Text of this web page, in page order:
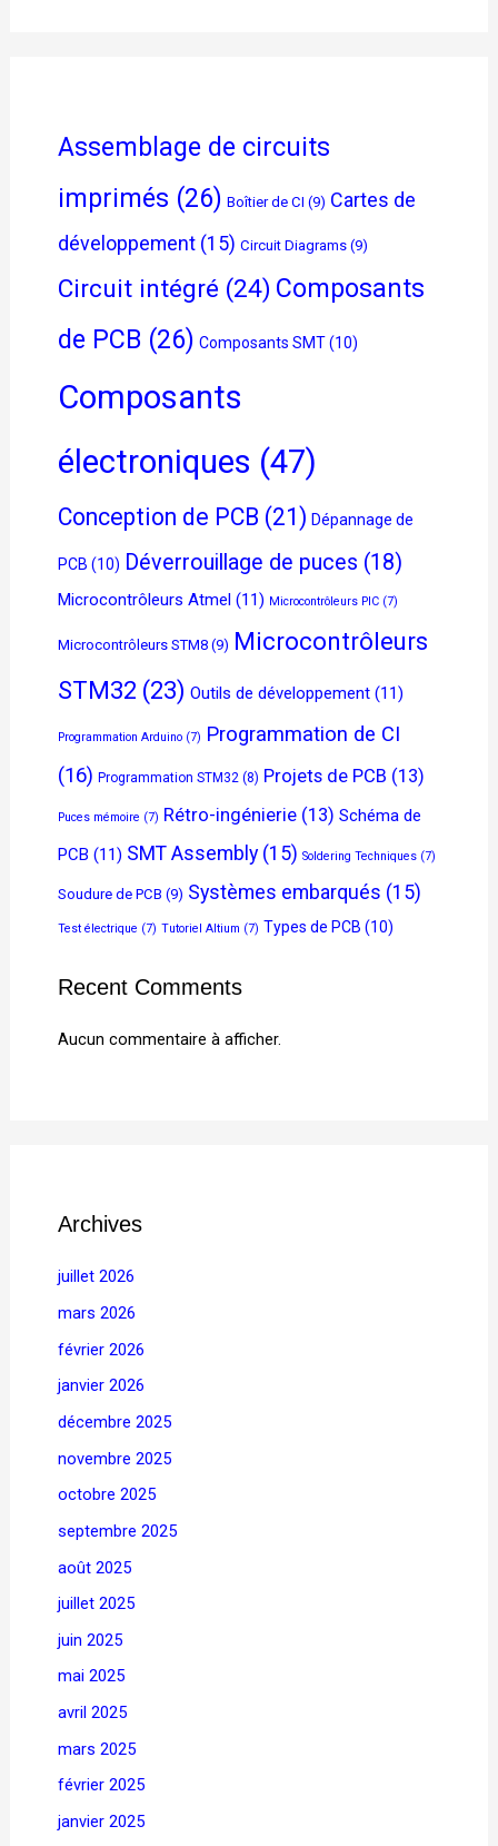
Assemblage de circuits
imprimés (26) Boîtier de CI (9) Cartes de
développement (15) Circuit Diagrams (9)
Circuit intégré (24) Composants
de PCB (26) Composants SMT(10)
Composants
électroniques (47)
Conception de PCB (21) Dépannage de
PCB (10) Déverrouillage de puces (18)
Microcontrôleurs Atmel (11) Microcontrôleurs PIC (7)
Microcontrôleurs STM8 (9) Microcontrôleurs
STM32 (23) Outils de développement (11)
Programmation Arduino (7) Programmation de CI
(16) Programmation STM32 (8) Projets de PCB (13)
Puces mémoire (7) Rétro-ingénierie (13) Schéma de
PCB (11) SMT Assembly (15) Soldering Techniques (7)
Soudure de PCB (9) Systèmes embarqués (15)
Test électrique (7) Tutoriel Altium (7) Types de PCB (10)
Recent Comments
Aucun commentaire à afficher.
Archives
juillet 2026
mars 2026
février 2026
janvier 2026
décembre 2025
novembre 2025
octobre 2025
septembre 2025
août 2025
juillet 2025
juin 2025
mai 2025
avril 2025
mars 2025
février 2025
janvier 2025